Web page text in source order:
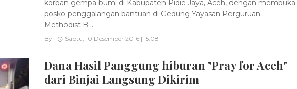
korban gempa bumi di Kabupaten Pidie Jaya, Aceh, dengan membuka
posko penggalangan bantuan di Gedung Yayasan Perguruan
Methodist B ...
By Sabtu, 10 Desember 2016 | 15:08
Dana Hasil Panggung hiburan "Pray for Aceh"
dari Binjai Langsung Dikirim